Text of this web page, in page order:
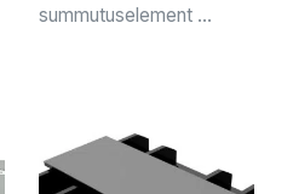
summutuselement ...